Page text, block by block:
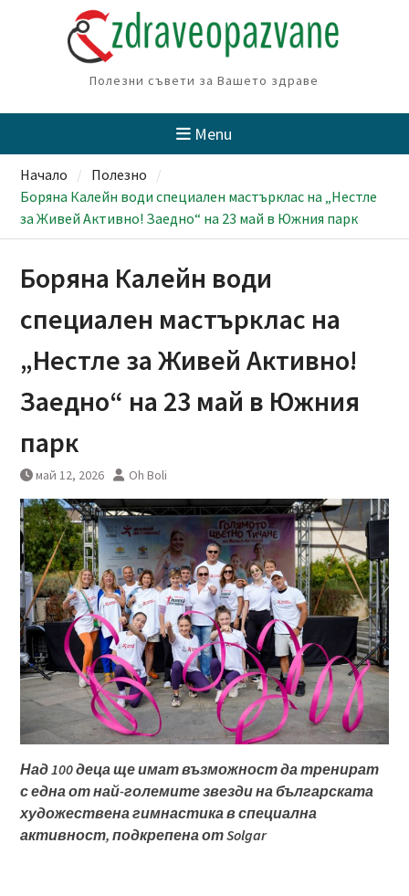
Полезни съвети за Вашето здраве
Menu
Начало
Полезно
Боряна Калейн води специален мастърклас на „Нестле
за Живей Активно! Заедно“ на 23 май в Южния парк
Боряна Калейн води
специален мастърклас на
„Нестле за Живей Активно!
Заедно“ на 23 май в Южния
парк
май 12, 2026 Oh Boli
Над 100 деца ще имат възможност да тренират
с една от най-големите звезди на българската
художествена гимнастика в специална
активност, подкрепена от Solgar